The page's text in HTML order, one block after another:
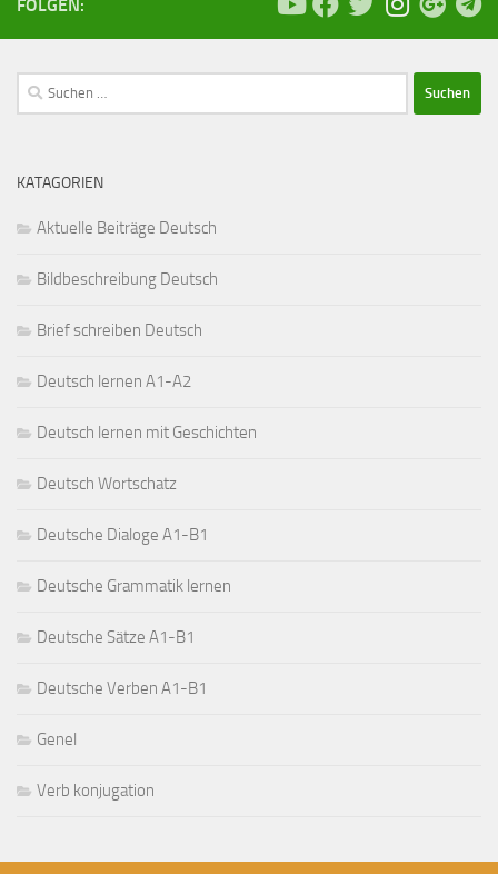
FOLGEN:
Suchen
nach:
KATAGORIEN
Aktuelle Beiträge Deutsch
Bildbeschreibung Deutsch
Brief schreiben Deutsch
Deutsch lernen A1-A2
Deutsch lernen mit Geschichten
Deutsch Wortschatz
Deutsche Dialoge A1-B1
Deutsche Grammatik lernen
Deutsche Sätze A1-B1
Deutsche Verben A1-B1
Genel
Verb konjugation